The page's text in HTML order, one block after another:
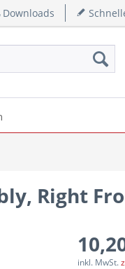
Downloads
Right
inkl. MwSt.